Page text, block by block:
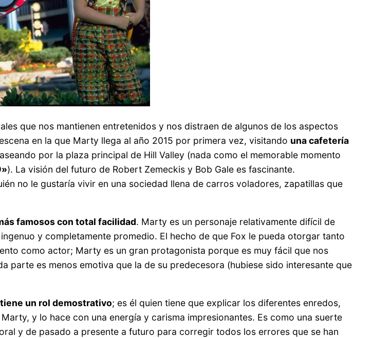
que nos mantienen entretenidos y nos distraen de algunos de los aspectos
en la que Marty llega al año 2015 por primera vez, visitando una cafetería
por la plaza principal de Hill Valley (nada como el memorable momento
). La visión del futuro de Robert Zemeckis y Bob Gale es fascinante.
no le gustaría vivir en una sociedad llena de carros voladores, zapatillas que
famosos con total facilidad. Marty es un personaje relativamente difícil de
y completamente promedio. El hecho de que Fox le pueda otorgar tanto
como actor; Marty es un gran protagonista porque es muy fácil que nos
parte es menos emotiva que la de su predecesora (hubiese sido interesante que
un rol demostrativo; es él quien tiene que explicar los diferentes enredos,
y lo hace con una energía y carisma impresionantes. Es como una suerte
y de pasado a presente a futuro para corregir todos los errores que se han